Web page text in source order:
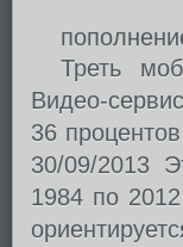
Треть
Видео-
36
30/09/2013
1984 по